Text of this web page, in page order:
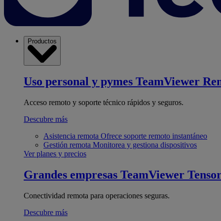
Productos
Uso personal y pymes TeamViewer
Acceso remoto y soporte técnico rápidos y seguros.
Descubre más
Asistencia remota Ofrece soporte remoto instantáneo
Gestión remota Monitorea y gestiona dispositivos
Ver planes y precios
Grandes empresas TeamViewer Tensor
Conectividad remota para operaciones seguras.
Descubre más